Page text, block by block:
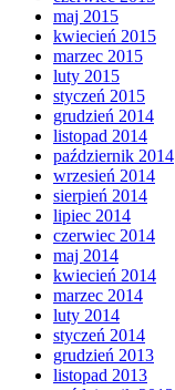
maj 2015
kwiecień 2015
marzec 2015
luty 2015
styczeń 2015
grudzień 2014
listopad 2014
październik 2014
wrzesień 2014
sierpień 2014
lipiec 2014
czerwiec 2014
maj 2014
kwiecień 2014
marzec 2014
luty 2014
styczeń 2014
grudzień 2013
listopad 2013